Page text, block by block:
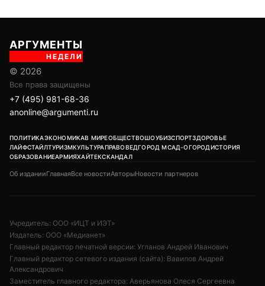
АРГУМЕНТЫ
НЕДЕЛИ
© 2026
Все права защищены
+7 (495) 981-68-36
anonline@argumenti.ru
ПОЛИТИКАЭКОНОМИКАВ МИРЕОБЩЕСТВОШОУБИЗСПОРТЗДОРОВЬЕ
ЛАЙФСТАЙЛТУРИЗМКУЛЬТУРАПРАВОВЕДГОРОД МСАД-ОГОРОДИСТОРИЯ
ОБРАЗОВАНИЕАРМИЯХАЙТЕКСКАНДАЛ
Об изданииГлавнаяВсе новостиАвторыНовости партнеров
Учредитель: ООО «ИЦТ и ИЭТ»
Издатель: ООО «Медианет»
Главный редактор печатной версии: Угланов Андрей Иванович
Главный редактор сетевого издания (сайта): Вавилов Андрей
Александрович
Заместитель главного редактора: Аверьянова Олеся Сергеевна